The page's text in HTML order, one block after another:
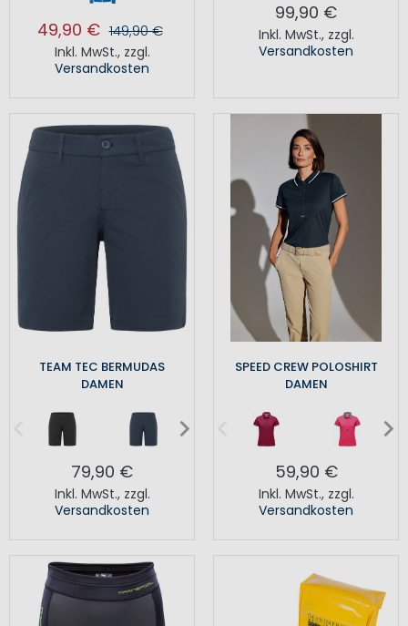
49,90 € 149,90 €
Inkl. MwSt., zzgl.
Versandkosten
99,90 €
Inkl. MwSt., zzgl.
Versandkosten
TEAM TEC BERMUDAS
DAMEN
79,90 €
Inkl. MwSt., zzgl.
Versandkosten
SPEED CREW POLOSHIRT
DAMEN
59,90 €
Inkl. MwSt., zzgl.
Versandkosten